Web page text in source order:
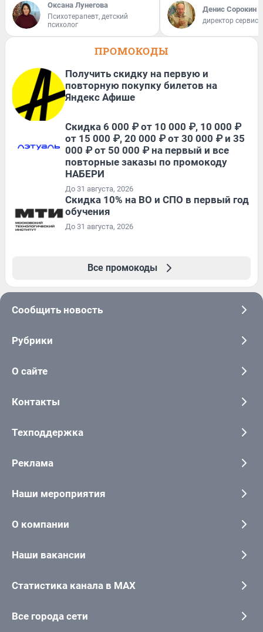
Оксана Лунегова
Психотерапевт, детский
психолог
Денис Сорокин
директор
ПРОМОКОДЫ
Получить скидку на первую и
повторную покупку билетов на
Яндекс Афише
Скидка 6 000 ₽ от 10 000 ₽, 10 000 ₽
от 15 000 ₽, 20 000 ₽ от 30 000 ₽ и 35
000 ₽ от 50 000 ₽ на первый и все
повторные заказы по промокоду
НАБЕРИ
До 31 августа, 2026
Скидка 10% на ВО и СПО в первый год
обучения
До 31 августа, 2026
Все промокоды
Сообщить новость
Рубрики
О сайте
Контакты
Техподдержка
Реклама
Наши мероприятия
О компании
Наши вакансии
Статистика канала в MAX
Все города сети